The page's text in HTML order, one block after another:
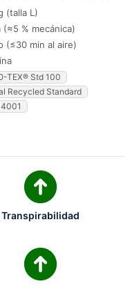
(talla L)
(≈5 % mecánica)
(≤30 min al aire)
TEX® Std 100
Recycled Standard
Transpirabilidad